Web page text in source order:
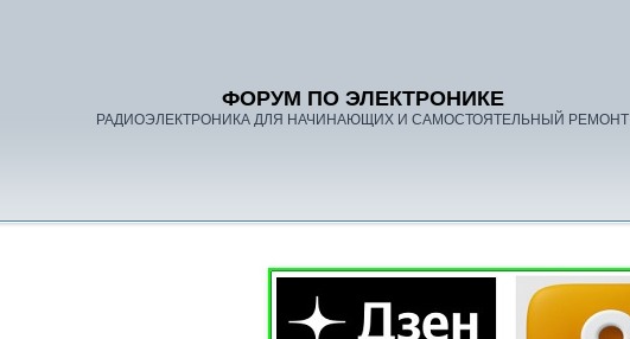
ФОРУМ ПО ЭЛЕКТРОНИКЕ
РАДИОЭЛЕКТРОНИКА ДЛЯ НАЧИНАЮЩИХ И САМОСТОЯТЕЛЬНЫЙ РЕМОНТ